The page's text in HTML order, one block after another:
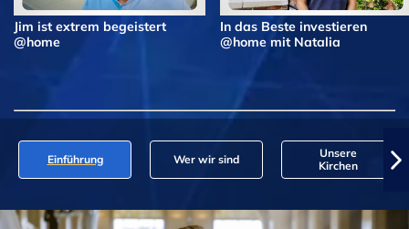
Jim ist extrem begeistert
@home
In das Beste investieren
@home mit Natalia
Einführung Wer wir sind
Unsere
Kirchen